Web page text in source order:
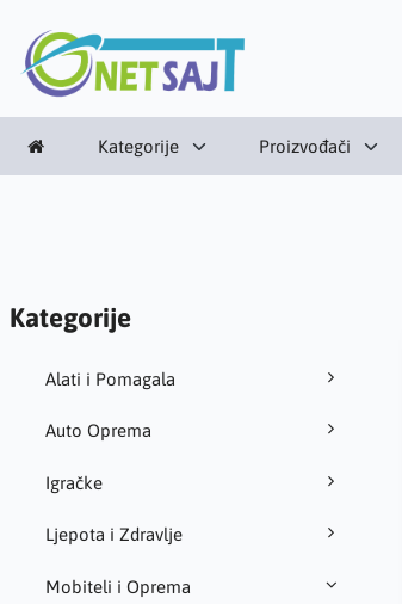
Kategorije Proizvođači
Kategorije
Alati i Pomagala
Auto Oprema
Igračke
Ljepota i Zdravlje
Mobiteli i Oprema